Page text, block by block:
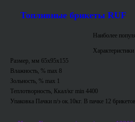
Топливные брикеты RUF
Наиболее
Размер, мм 65х95х155
Влажность, % max 8
Зольность, % max 1
Теплотворность, Ккал/кг min 4400
Упаковка Пачки п/э ок.10кг. В пачке 12 брикетов